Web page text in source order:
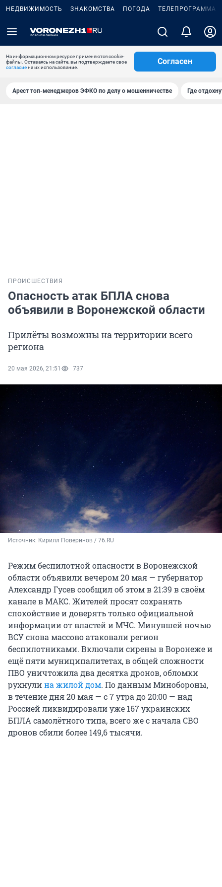
НЕДВИЖИМОСТЬ ЗНАКОМСТВА ПОГОДА ТЕЛЕПРОГРАММА
На информационном ресурсе применяются cookie-
файлы. Оставаясь на сайте, вы подтверждаете свое
согласиена их использование.
Согласен
Арест топ-менеджеров ЭФКО по делу о мошенничестве Где
ПРОИСШЕСТВИЯ
Опасность атак БПЛА снова
объявили в Воронежской области
Прилёты возможны на территории всего
региона
20 мая 2026, 21:51 737
Источник: Кирилл Поверинов / 76.RU
Режим беспилотной опасности в Воронежской
области объявили вечером 20 мая — губернатор
Александр Гусев сообщил об этом в 21:39 в своём
канале в МАКС. Жителей просят сохранять
спокойствие и доверять только официальной
информации от властей и МЧС. Минувшей ночью
ВСУ снова массово атаковали регион
беспилотниками. Включали сирены в Воронеже и
ещё пяти муниципалитетах, в общей сложности
ПВО уничтожила два десятка дронов, обломки
рухнулина жилой дом. По данным Минобороны,
в течение дня 20 мая — с 7 утра до 20:00 — над
Россией ликвидировали уже 167 украинских
БПЛА самолётного типа, всего же с начала СВО
дронов сбили более 149,6 тысячи.